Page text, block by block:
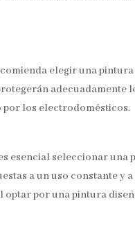
elegir una
adecuadamente
por los electrodomésticos.
esencial seleccionar una
a un uso constante y
por una pintura